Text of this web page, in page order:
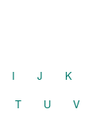
I J
K
T U
V